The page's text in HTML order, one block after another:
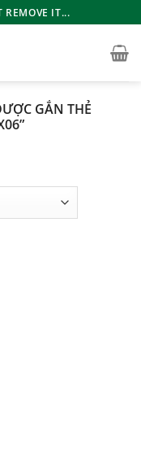
REMOVE IT...
GẮN THẺ